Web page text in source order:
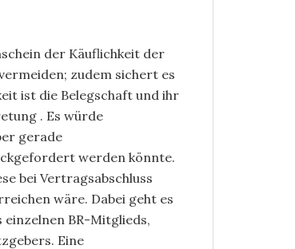
der Käuflichkeit der
zudem sichert es
ist die Belegschaft und ihr
. Es würde
gerade
werden könnte.
bei Vertragsabschluss
wäre. Dabei geht es
BR-Mitglieds,
Eine